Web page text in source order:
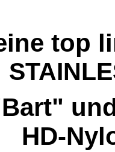
top
HD-